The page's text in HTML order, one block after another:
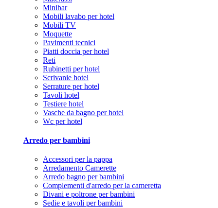
Minibar
Mobili lavabo per hotel
Mobili TV
Moquette
Pavimenti tecnici
Piatti doccia per hotel
Reti
Rubinetti per hotel
Scrivanie hotel
Serrature per hotel
Tavoli hotel
Testiere hotel
Vasche da bagno per hotel
Wc per hotel
Arredo per bambini
Accessori per la pappa
Arredamento Camerette
Arredo bagno per bambini
Complementi d'arredo per la cameretta
Divani e poltrone per bambini
Sedie e tavoli per bambini